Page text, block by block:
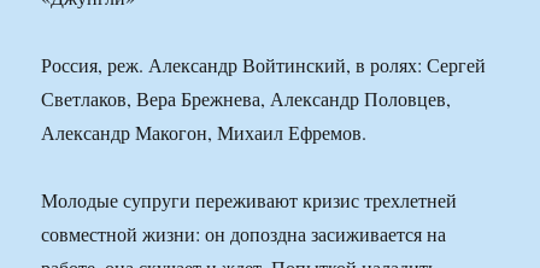
Россия, реж. Александр Войтинский, в ролях: Сергей
Светлаков, Вера Брежнева, Александр Половцев,
Александр Макогон, Михаил Ефремов.
Молодые супруги переживают кризис трехлетней
совместной жизни: он допоздна засиживается на